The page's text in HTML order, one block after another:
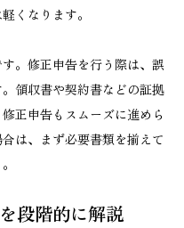
くなります。
。修正申告を行う際は、誤
領収書や契約書などの証拠
正申告もスムーズに進めら
は、まず必要書類を揃えて
段階的に解説